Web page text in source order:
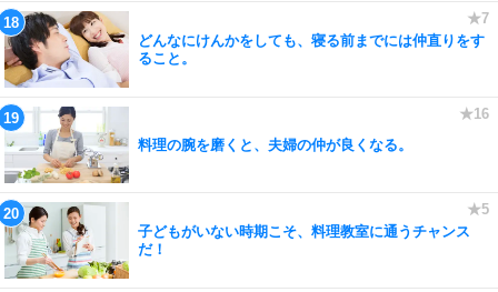
どんなにけんかをしても、寝る前までには仲直りをす
ること。
料理の腕を磨くと、夫婦の仲が良くなる。
子どもがいない時期こそ、料理教室に通うチャンス
だ！